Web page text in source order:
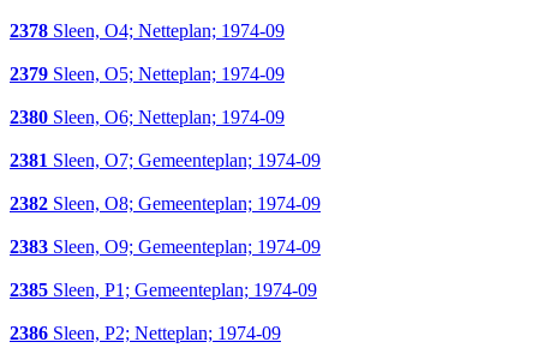
2378 Sleen, O4; Netteplan; 1974-09
2379 Sleen, O5; Netteplan; 1974-09
2380 Sleen, O6; Netteplan; 1974-09
2381 Sleen, O7; Gemeenteplan; 1974-09
2382 Sleen, O8; Gemeenteplan; 1974-09
2383 Sleen, O9; Gemeenteplan; 1974-09
2385 Sleen, P1; Gemeenteplan; 1974-09
2386 Sleen, P2; Netteplan; 1974-09